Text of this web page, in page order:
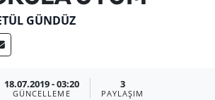
GÜNDÜZ
18.07.2019 - 03:20
GÜNCELLEME
3
PAYLAŞIM